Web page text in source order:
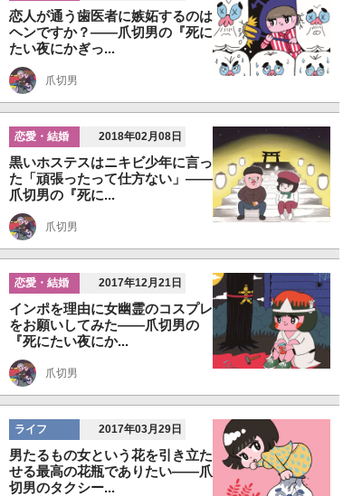
恋人が通う歯医者に嫉妬するのは
ヘンですか？――爪切男の『死に
たい夜にかぎっ...
爪切男
恋愛・結婚 2018年02月08日
黒いホステスはニキビ少年に言っ
た「頑張ったって仕方ない」――
爪切男の『死に...
爪切男
恋愛・結婚 2017年12月21日
インポを理由に女幽霊のコスプレ
をお願いしてみた――爪切男の
『死にたい夜にか...
爪切男
ライフ 2017年03月29日
男たるもの女という花を引き立た
せる最高の花瓶でありたい――爪
切男のタクシー...